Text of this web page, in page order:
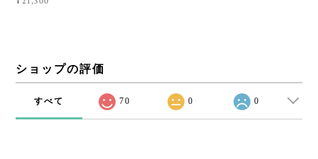
ショップの評価
すべて 70 0 0